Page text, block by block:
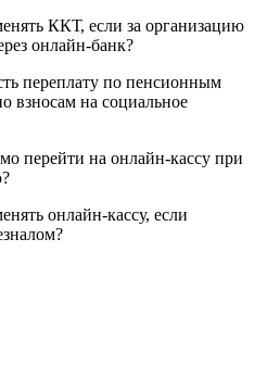
ККТ, если за организацию
онлайн-банк?
переплату по пенсионным
взносам на социальное
перейти на онлайн-кассу при
онлайн-кассу, если